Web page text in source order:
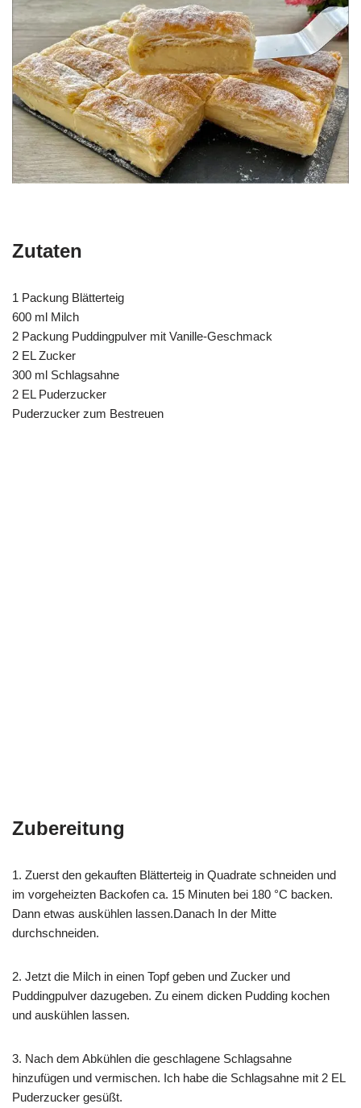
Zutaten
1 Packung Blätterteig
600 ml Milch
2 Packung Puddingpulver mit Vanille-Geschmack
2 EL Zucker
300 ml Schlagsahne
2 EL Puderzucker
Puderzucker zum Bestreuen
Zubereitung
1. Zuerst den gekauften Blätterteig in Quadrate schneiden und
im vorgeheizten Backofen ca. 15 Minuten bei 180 °C backen.
Dann etwas auskühlen lassen.Danach In der Mitte
durchschneiden.
2. Jetzt die Milch in einen Topf geben und Zucker und
Puddingpulver dazugeben. Zu einem dicken Pudding kochen
und auskühlen lassen.
3. Nach dem Abkühlen die geschlagene Schlagsahne
hinzufügen und vermischen. Ich habe die Schlagsahne mit 2 EL
Puderzucker gesüßt.